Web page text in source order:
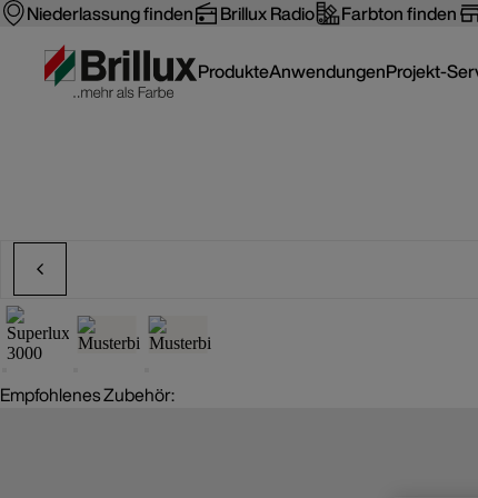
Niederlassung finden Brillux Radio Farbton finden
ProdukteAnwendungenProjekt-
Empfohlenes Zubehör: